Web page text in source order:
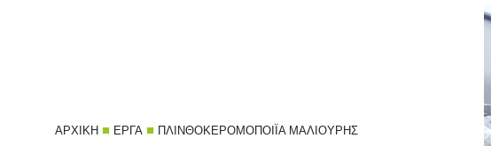
ΑΡΧΙΚΉ ■ ΈΡΓΑ ■ ΠΛΙΝΘΟΚΕΡΟΜΟΠΟΙΪΑ ΜΑΛΙΟΥΡΗΣ